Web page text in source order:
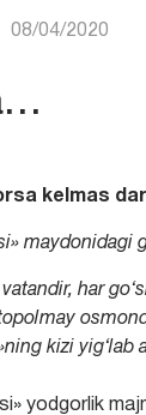
08/04/2020
kelmas
maydonidagi
har
kizi yig‘lab
yodgorlik